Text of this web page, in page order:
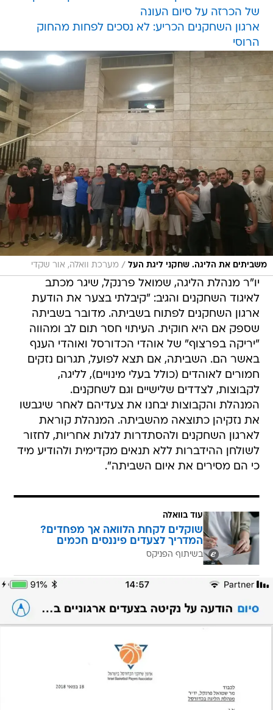
של הכרזה על סיום העונה
ארגון השחקנים הכריע: לא נסכים לפחות מהחוק
הרוסי
משביתים את הליגה. שחקני ליגת העל / מערכת וואלה, אור שקדי
יו"ר מנהלת הליגה, שמואל פרנקל, שיגר מכתב
לאיגוד השחקנים והגיב: "קיבלתי בצער את הודעת
ארגון השחקנים לפתוח בשביתה. מדובר בשביתה
שספק אם היא חוקית. העיתוי חסר תום לב ומהווה
"יריקה בפרצוף" של אוהדי הכדורסל ואוהדי הענף
באשר הם. השביתה, אם תצא לפועל, תגרום נזקים
חמורים לאוהדים (כולל בעלי מינויים), לליגה,
לקבוצות, לצדדים שלישיים וגם לשחקנים.
המנהלת והקבוצות יבחנו את צעדיהם לאחר שיגבשו
את נזקיהן כתוצאה מהשביתה. המנהלת קוראת
לארגון השחקנים ולהסתדרות לגלות אחריות, לחזור
לשולחן ההידברות ללא תנאים מקדימית ולהודיע מיד
כי הם מסירים את איום השביתה".
עוד בוואלה
שוקלים לקחת הלוואה אך מפחדים?
המדריך לצעדים פיננסים חכמים
בשיתוף הפניקס